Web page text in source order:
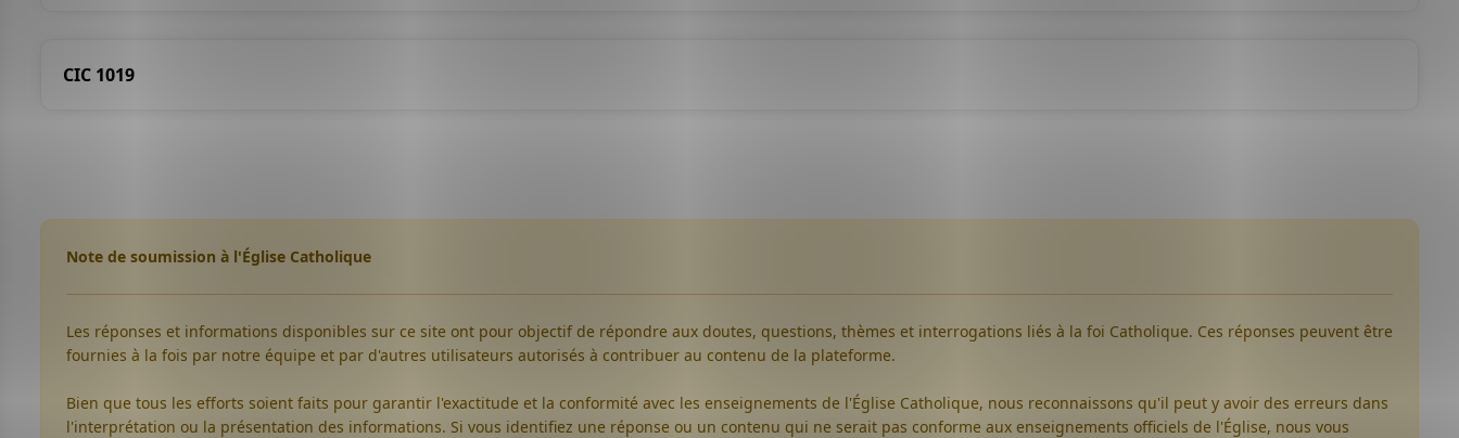
CIC 1019
Note de soumission à l'Église Catholique
Les réponses et informations disponibles sur ce site ont pour objectif de répondre aux doutes, questions, thèmes et interrogations liés à la foi Catholique. Ces réponses peuvent être
fournies à la fois par notre équipe et par d'autres utilisateurs autorisés à contribuer au contenu de la plateforme.
Bien que tous les efforts soient faits pour garantir l'exactitude et la conformité avec les enseignements de l'Église Catholique, nous reconnaissons qu'il peut y avoir des erreurs dans
l'interprétation ou la présentation des informations. Si vous identifiez une réponse ou un contenu qui ne serait pas conforme aux enseignements officiels de l'Église, nous vous